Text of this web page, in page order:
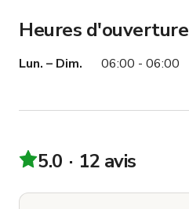
Heures d'ouverture
Lun. – Dim. 06:00 - 06:00
5.0 12 avis